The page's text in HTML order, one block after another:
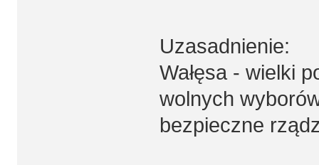
Uzasadnienie:
Wałęsa - wielki
wolnych
bezpieczne